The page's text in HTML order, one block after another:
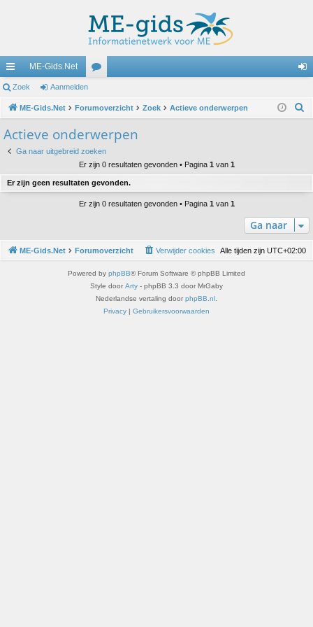
ne
lle
lin
ks
ME-Gids.Net
u
s
m
Zoek Aanmelden
ME-Gids.Net Forumoverzicht Zoek Actieve onderwerpen
Actieve onderwerpen
Ga naar uitgebreid zoeken
Er zijn 0 resultaten gevonden • Pagina 1 van 1
Er zijn geen resultaten gevonden.
Er zijn 0 resultaten gevonden • Pagina 1 van 1
Ga naar
ME-Gids.Net Forumoverzicht Alle tijden zijn UTC+02:00
Verwijder cookies
Powered by phpBB® Forum Software © phpBB Limited
Style door Arty - phpBB 3.3 door MrGaby
Nederlandse vertaling door phpBB.nl.
Privacy | Gebruikersvoorwaarden